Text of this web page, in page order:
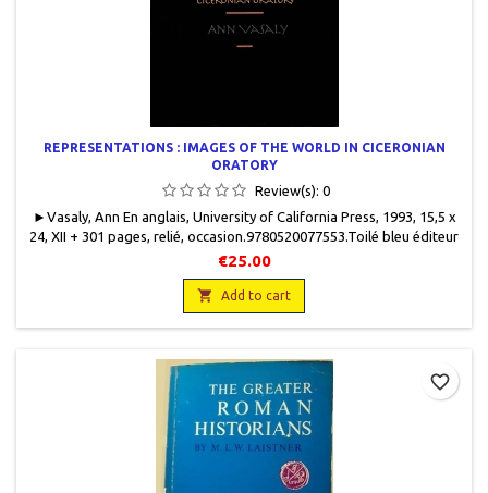
REPRESENTATIONS : IMAGES OF THE WORLD IN CICERONIAN
ORATORY
Review(s): 0
► Vasaly, Ann En anglais , University of California Press , 1993 , 15,5 x
24 , XII + 301 pages , relié , occasion.9780520077553 .Toilé bleu éditeur
avec sa jaquette. Dos imprimé (auteur et titre). Bon état. Nombreux
€25.00
 Add to cart
favorite_border